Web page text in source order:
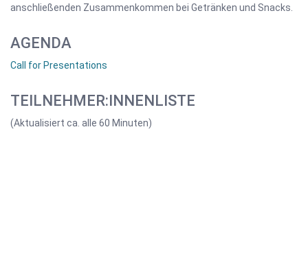
anschließenden Zusammenkommen bei Getränken und Snacks.
AGENDA
Call for Presentations
TEILNEHMER:INNENLISTE
(Aktualisiert ca. alle 60 Minuten)